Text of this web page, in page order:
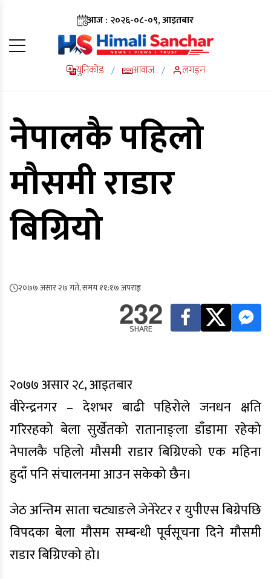
आज : २०२६-०८-०९, आइतबार
युनिकोड / आवाज / लगइन
नेपालकै पहिलो
मौसमी राडार
बिग्रियो
२०७७ असार २७ गते, समय ११:१७ अपराह्न
232
SHARE
२०७७ असार २८, आइतबार
वीरेन्द्रनगर – देशभर बाढी पहिरोले जनधन क्षति
गरिरहको बेला सुर्खेतको रातानाङ्ला डाँडामा रहेको
नेपालकै पहिलो मौसमी राडार बिग्रिएको एक महिना
हुदाँ पनि संचालनमा आउन सकेको छैन।
जेठ अन्तिम साता चट्याङले जेनेरेटर र युपीएस बिग्रेपछि
विपदका बेला मौसम सम्बन्धी पूर्वसूचना दिने मौसमी
राडार बिग्रिएको हो।